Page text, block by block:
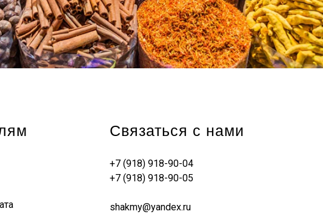
Связаться с нами
+7 (918) 918-90-04
+7 (918) 918-90-05
shakmy@yandex.ru